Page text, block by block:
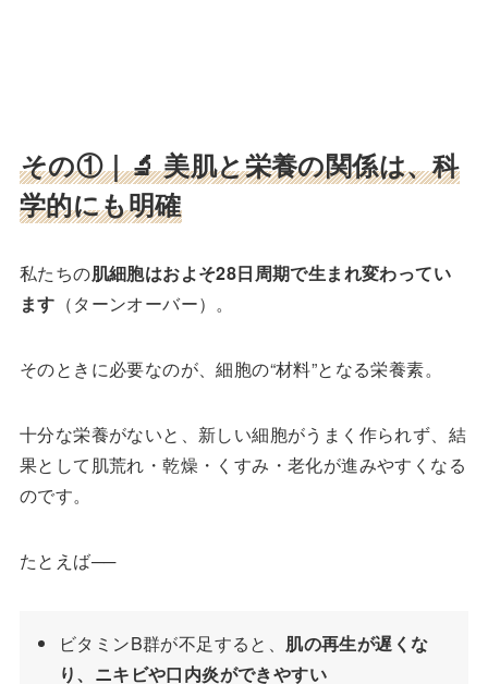
その①｜🔬 美肌と栄養の関係は、科
学的にも明確
私たちの肌細胞はおよそ28日周期で生まれ変わってい
ます （ターンオーバー）。
そのときに必要なのが、細胞の“材料”となる栄養素。
十分な栄養がないと、新しい細胞がうまく作られず、結
果として肌荒れ・乾燥・くすみ・老化が進みやすくなる
のです。
たとえば──
ビタミンB群が不足すると、 肌の再生が遅くな
り、ニキビや口内炎ができやすい